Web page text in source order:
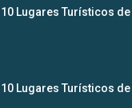
10 Lugares Turísticos de
10 Lugares Turísticos